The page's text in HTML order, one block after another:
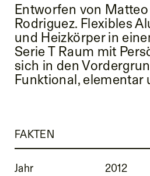
Entworfen von
Rodriguez. Flexibles
und Heizkörper in
Serie T Raum mit
sich in den
Funktional, elementar
FAKTEN
Jahr
2012